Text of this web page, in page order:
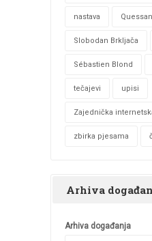
nastava
Slobodan Brkljača
Sébastien Blond
tečajevi upisi
Zajednička
zbirka pjesama
Arhiva
Arhiva događanja